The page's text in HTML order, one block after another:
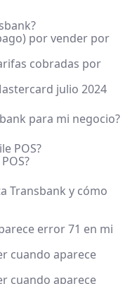
por vender por
cobradas por
julio 2024
para mi negocio?
POS?
Transbank y cómo
error 71 en mi
cuando aparece
cuando aparece